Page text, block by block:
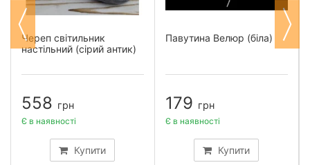
Череп світильник
настільний (сірий антик)
558 грн
Купити
Є в наявності
Павутина Велюр (біла)
179 грн
Купити
Є в наявності